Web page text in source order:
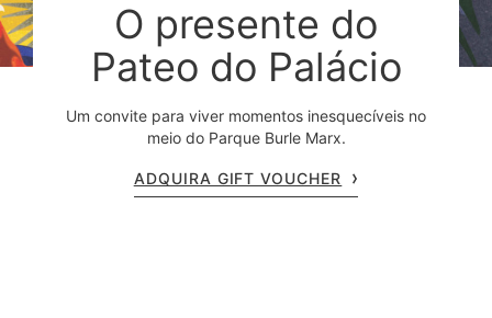
O presente do
Pateo do Palácio
Um convite para viver momentos inesquecíveis no
meio do Parque Burle Marx.
ADQUIRA GIFT VOUCHER